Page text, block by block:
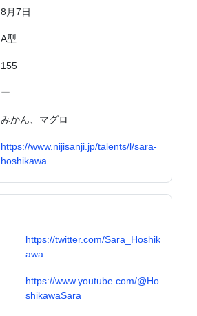
8月7日
A型
155
ー
みかん、マグロ
https://www.nijisanji.jp/talents/l/sara-
hoshikawa
https://twitter.com/Sara_Hoshik
awa
https://www.youtube.com/@Ho
shikawaSara